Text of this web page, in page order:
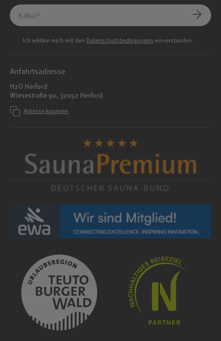
Ich erkläre mich mit den Datenschutzbedingungen einverstanden.
Anfahrtsadresse
H2O Herford
Wiesestraße 90, 32052 Herford
Adresse kopieren